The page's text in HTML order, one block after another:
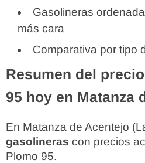
Gasolineras
más cara
Comparativa por tipo
Resumen del
95 hoy en Matanza
En Matanza de Acentejo
gasolineras con precios
Plomo 95.